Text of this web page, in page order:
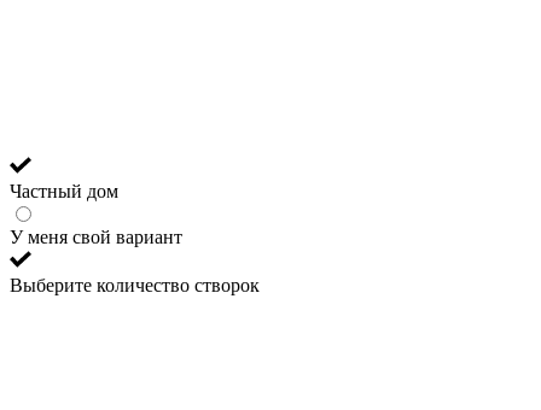
Частный дом
У меня свой вариант
Выберите количество створок